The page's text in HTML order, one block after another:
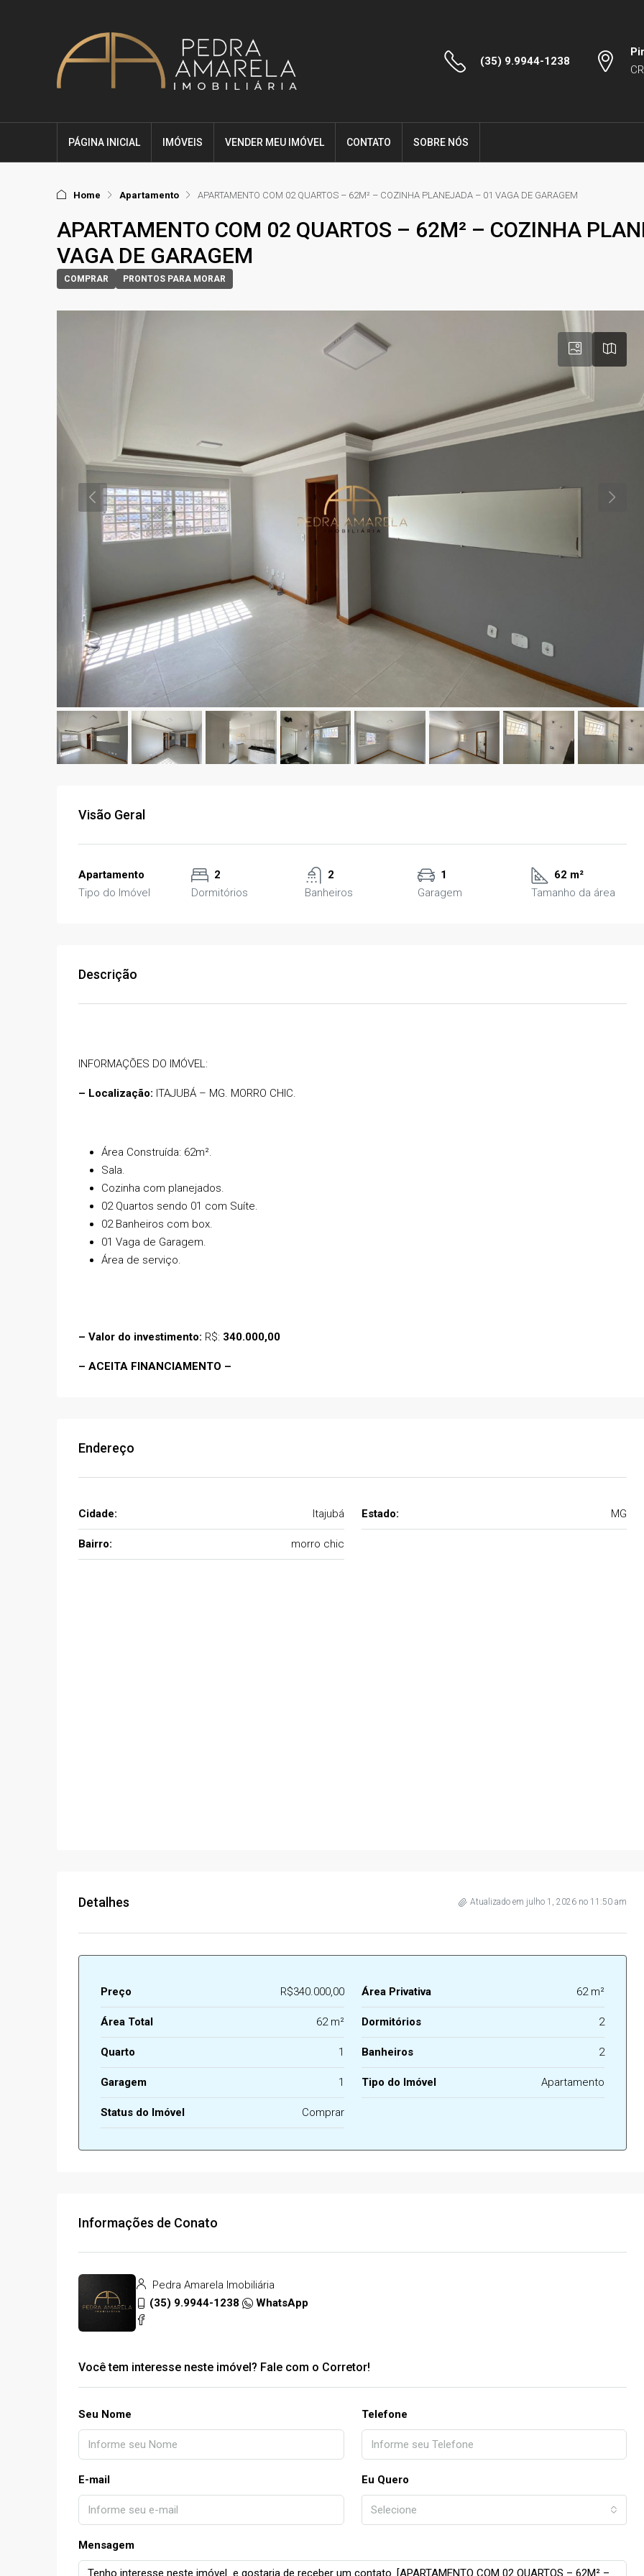
(35) 9.9944-1238
PÁGINA INICIAL IMÓVEIS VENDER MEU IMÓVEL CONTATO SOBRE NÓS
Home Apartamento APARTAMENTO COM 02 QUARTOS – 62M² – COZINHA PLANEJADA – 01 VAGA DE GARAGEM
APARTAMENTO COM 02 QUARTOS – 62M² – COZINHA
VAGA DE GARAGEM
COMPRAR PRONTOS PARA MORAR
Visão Geral
Apartamento
Tipo do Imóvel
2
Dormitórios
2
Banheiros
1
Garagem
62 m²
Tamanho da área
Descrição
INFORMAÇÕES DO IMÓVEL:
– Localização: ITAJUBÁ – MG. MORRO CHIC.
Área Construída: 62m².
Sala.
Cozinha com planejados.
02 Quartos sendo 01 com Suíte.
02 Banheiros com box.
01 Vaga de Garagem.
Área de serviço.
– Valor do investimento: R$: 340.000,00
– ACEITA FINANCIAMENTO –
Endereço
Cidade: Itajubá Estado: MG
Bairro: morro chic
Detalhes Atualizado em julho 1, 2026 no 11:50 am
Preço R$340.000,00 Área Privativa 62 m²
Área Total 62 m² Dormitórios 2
Quarto 1 Banheiros 2
Garagem 1 Tipo do Imóvel Apartamento
Status do Imóvel Comprar
Informações de Conato
Pedra Amarela Imobiliária
(35) 9.9944-1238
WhatsApp
Você tem interesse neste imóvel? Fale com o Corretor!
Seu Nome Telefone
E-mail Eu Quero
Selecione
Mensagem
R$1.200.000,00
PISCINA, 03 QUARTOS, 03 BANHEIROS,
03 03 224
CASA